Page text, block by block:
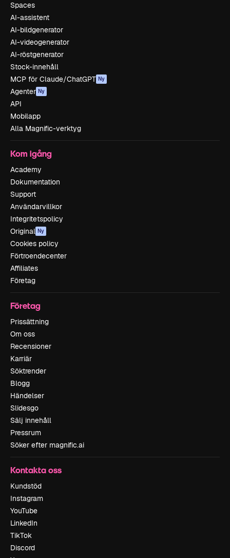
Spaces
AI-assistent
AI-bildgenerator
AI-videogenerator
AI-röstgenerator
Stock-innehåll
MCP för Claude/ChatGPT Ny
Agenter Ny
API
Mobilapp
Alla Magnific-verktyg
Kom igång
Academy
Dokumentation
Support
Användarvillkor
Integritetspolicy
Original Ny
Cookies policy
Förtroendecenter
Affiliates
Företag
Företag
Prissättning
Om oss
Recensioner
Karriär
Söktrender
Blogg
Händelser
Slidesgo
Sälj innehåll
Pressrum
Söker efter magnific.ai
Kontakta oss
Kundstöd
Instagram
YouTube
LinkedIn
TikTok
Discord